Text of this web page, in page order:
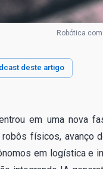
Robótica
deste artigo
em uma nova
físicos, avanço
em logística e